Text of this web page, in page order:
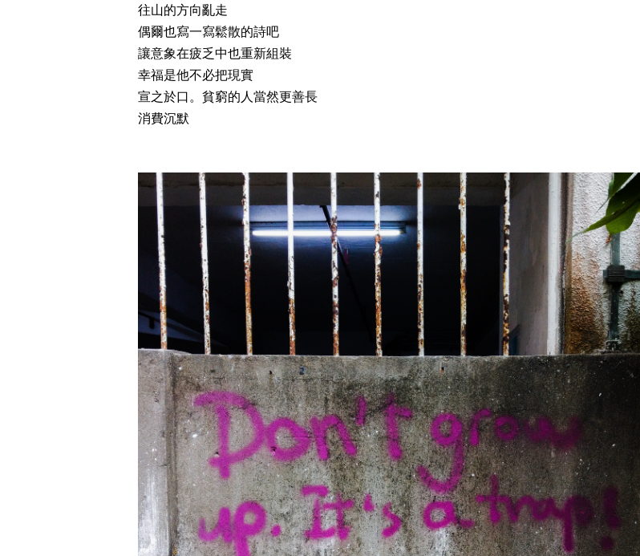
往山的方向亂走
偶爾也寫一寫鬆散的詩吧
讓意象在疲乏中也重新組裝
幸福是他不必把現實
宣之於口。貧窮的人當然更善長
消費沉默